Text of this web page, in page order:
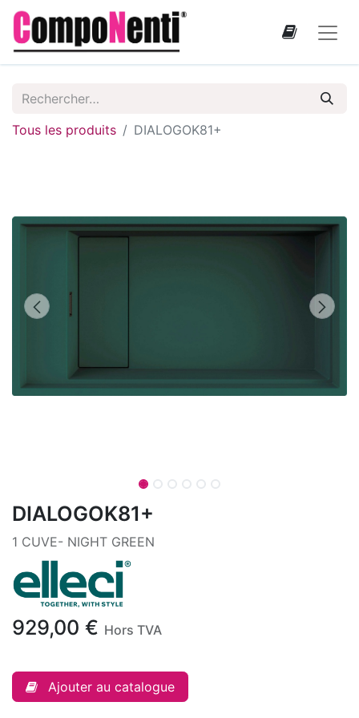
Tous les produits DIALOGOK81+
DIALOGOK81+
1 CUVE- NIGHT GREEN
929,00 € Hors TVA
Ajouter au catalogue